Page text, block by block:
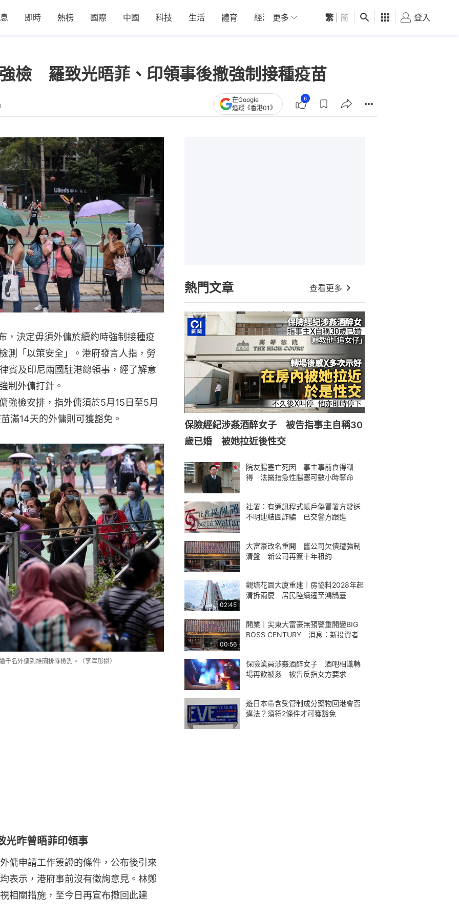
即時 熱榜 國際 中國 科技 生活 體育 經濟 01深圳 觀點 健康 好食玩飛
更多 繁 简 登入
檢 羅致光晤菲、印領事後撤強制接種疫苗
在Google
追蹤《香港01》
6
，決定毋須外傭於續約時強制接種疫
測「以策安全」。港府發言人指，勞
賓及印尼兩國駐港總領事，經了解意
制外傭打針。
強檢安排，指外傭須於5月15日至5月
滿14天的外傭則可獲豁免。
名外傭到維園排隊檢測。（李澤彤攝）
昨曾晤菲印領事
傭申請工作簽證的條件，公布後引來
表示，港府事前沒有徵詢意見。林鄭
相關措施，至今日再宣布撤回此建
熱門文章 查看更多
保險經紀涉姦酒醉女子 被告指事主自稱30
歲已婚 被她拉近後性交
院友腸塞亡死因 事主事前食得瞓
得 法醫指急性腸塞可數小時奪命
社署：有通訊程式帳戶偽冒署方發送
不明連結圖詐騙 已交警方跟進
大富豪改名重開 舊公司欠債遭強制
清盤 新公司再簽十年租約
02:45
觀塘花園大廈重建｜房協料2028年起
清拆兩廈 居民陸續遷至鴻鵠臺
00:56
開業｜尖東大富豪無預警重開變BIG
BOSS CENTURY 消息：新投資者
保險業員涉姦酒醉女子 酒吧相識轉
場再飲被姦 被告反指女方要求
遊日本帶含受管制成分藥物回港會否
違法？須符2條件才可獲豁免